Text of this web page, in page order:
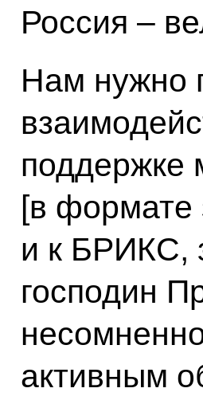
Россия –
Нам нужно
поддержке
[в формате
и к БРИКС,
господин
активным